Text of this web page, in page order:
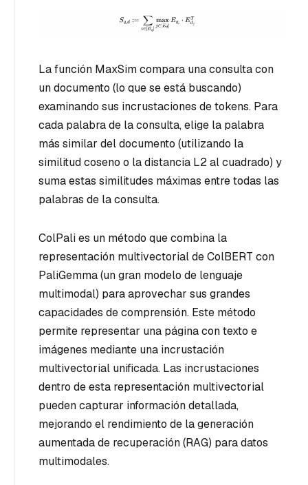
La función MaxSim compara una consulta con
un documento (lo que se está buscando)
examinando sus incrustaciones de tokens. Para
cada palabra de la consulta, elige la palabra
más similar del documento (utilizando la
similitud coseno o la distancia L2 al cuadrado) y
suma estas similitudes máximas entre todas las
palabras de la consulta.
ColPali es un método que combina la
representación multivectorial de ColBERT con
PaliGemma (un gran modelo de lenguaje
multimodal) para aprovechar sus grandes
capacidades de comprensión. Este método
permite representar una página con texto e
imágenes mediante una incrustación
multivectorial unificada. Las incrustaciones
dentro de esta representación multivectorial
pueden capturar información detallada,
mejorando el rendimiento de la generación
aumentada de recuperación (RAG) para datos
multimodales.